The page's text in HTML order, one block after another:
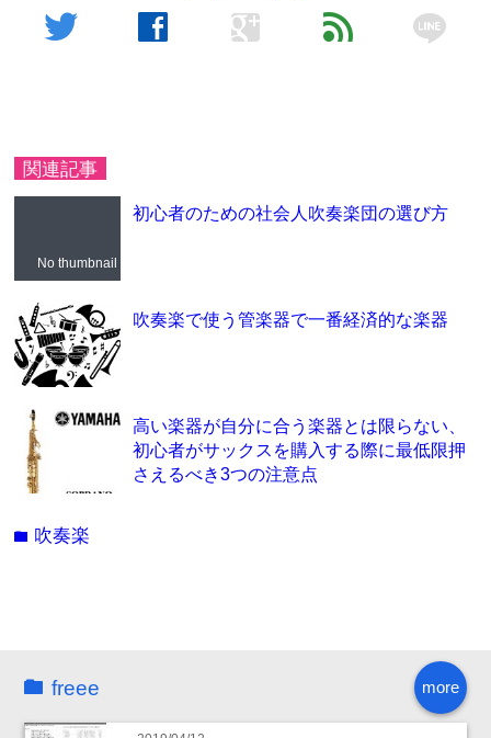
twitter facebook google feed line
関連記事
No thumbnail
初心者のための社会人吹奏楽団の選び方
吹奏楽で使う管楽器で一番経済的な楽器
高い楽器が自分に合う楽器とは限らない、
初心者がサックスを購入する際に最低限押
さえるべき3つの注意点
folder 吹奏楽
more
freee